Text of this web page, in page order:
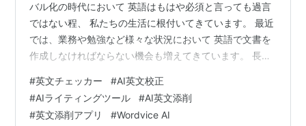
バル化の時代において 英語はもはや必須と言っても過言
ではない程、 私たちの生活に根付いてきています。 最近
では、業務や勉強など様々な状況において 英語で文書を
作成しなければならない機会も増えてきています。 長く
多いのではないでしょうか。 ほとんどの場合、英語で作
文を行う際の 「間違えたらどうしよう。」という恐れが
一番の障害物となっています。 今回は、このような皆様
#英文チェッカー #AI英文校正
#AIライティングツール #AI英文添削
#英文添削アプリ #Wordvice AI